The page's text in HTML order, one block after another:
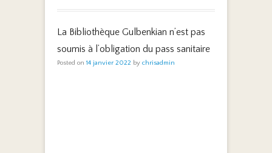
La Bibliothèque Gulbenkian n’est pas
soumis à l’obligation du pass sanitaire
Posted on 14 janvier 2022 by chrisadmin